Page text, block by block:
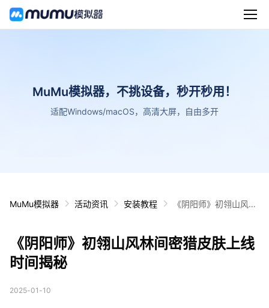
MuMu模拟器，不挑设备，秒开秒用！
适配Windows/macOS，高清大屏，自由多开
MuMu模拟器 活动资讯 安装教程
《阴阳师》初翎山风林
《阴阳师》初翎山风林间密猎皮肤上线
时间揭秘
2025-01-10